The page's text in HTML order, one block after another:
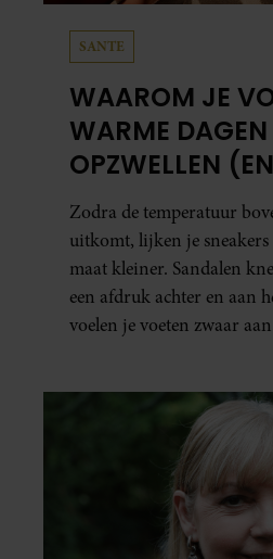
SANTE
WAAROM JE
WARME DAGEN
OPZWELLEN
ERAAN KUNT
Zodra de temperatuur
uitkomt, lijken je sneakers
maat kleiner. Sandalen
een afdruk achter en aan
voelen je voeten zwaar